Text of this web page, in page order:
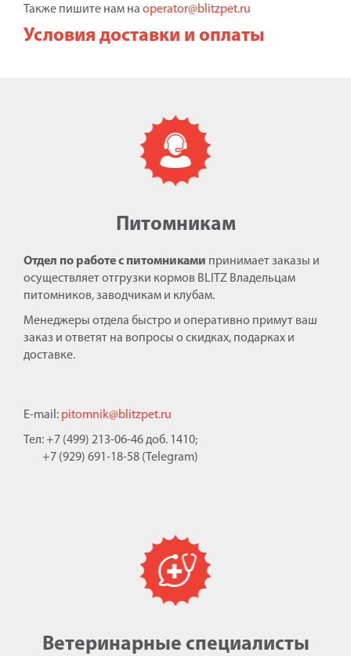
Также пишите нам на operator@blitzpet.ru
Условия доставки и оплаты
Питомникам
Отдел по работе с питомниками принимает заказы и
осуществляет отгрузки кормов BLITZ Владельцам
питомников, заводчикам и клубам.
Менеджеры отдела быстро и оперативно примут ваш
заказ и ответят на вопросы о скидках, подарках и
доставке.
E-mail: pitomnik@blitzpet.ru
Тел: +7 (499) 213-06-46 доб. 1410;
+7 (929) 691-18-58 (Telegram)
Ветеринарные специалисты